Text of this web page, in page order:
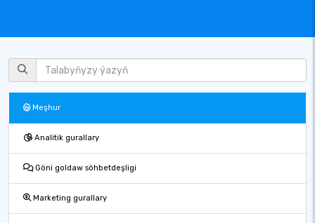
Meşhur
Analitik gurallary
Göni goldaw söhbetdeşligi
Marketing gurallary